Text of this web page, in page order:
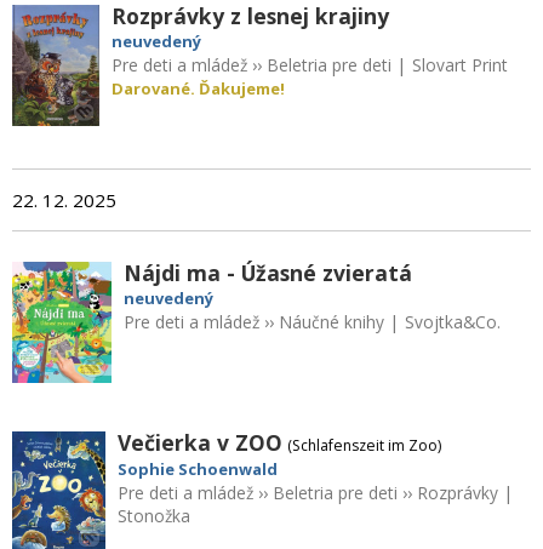
Rozprávky z lesnej krajiny
neuvedený
Pre deti a mládež ›› Beletria pre deti | Slovart Print
Darované. Ďakujeme!
22. 12. 2025
Nájdi ma - Úžasné zvieratá
neuvedený
Pre deti a mládež›› Náučné knihy| Svojtka&Co.
Večierka v ZOO (Schlafenszeit im Zoo)
Sophie Schoenwald
Pre deti a mládež ›› Beletria pre deti ›› Rozprávky |
Stonožka